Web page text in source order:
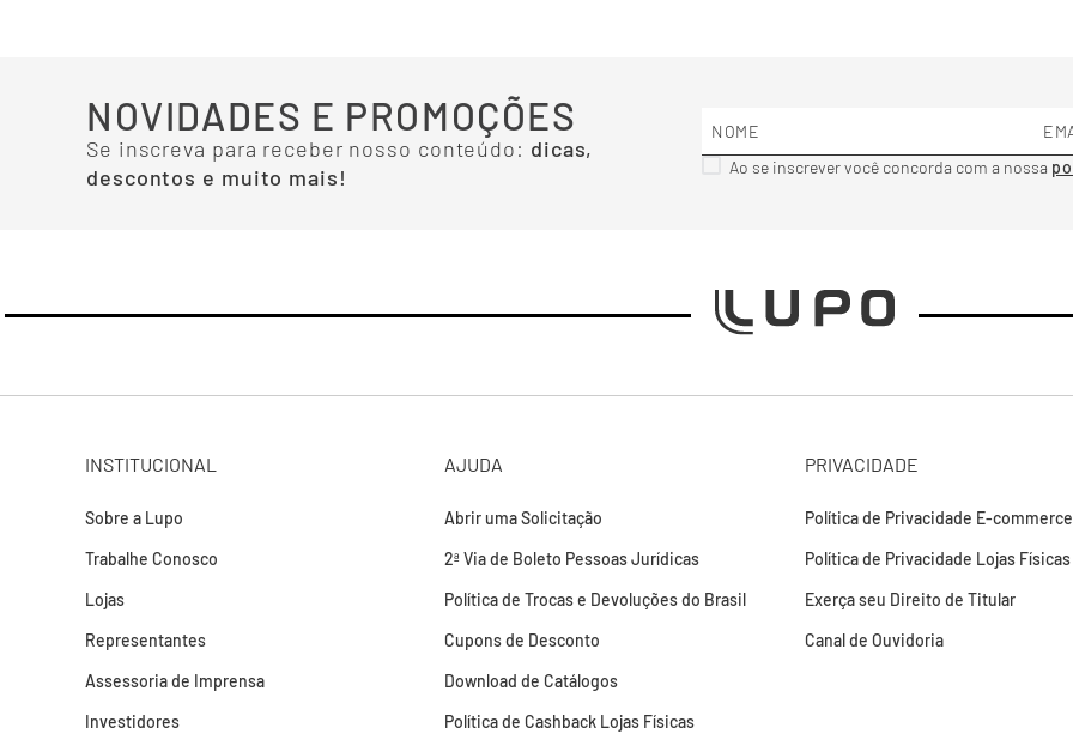
NOVIDADES E PROMOÇÕES
Se inscreva para receber nosso conteúdo: dicas,
descontos e muito mais!
Ao se inscrever você concorda com a nossa
INSTITUCIONAL
Sobre a Lupo
Trabalhe Conosco
Lojas
Representantes
Assessoria de Imprensa
Investidores
AJUDA
Abrir uma Solicitação
2ª Via de Boleto Pessoas Jurídicas
Política de Trocas e Devoluções do Brasil
Cupons de Desconto
Download de Catálogos
Política de Cashback Lojas Físicas
PRIVACIDADE
Política de Privacidade E-commerce
Política de Privacidade Lojas Físicas
Exerça seu Direito de Titular
Canal de Ouvidoria